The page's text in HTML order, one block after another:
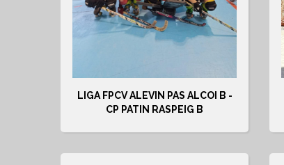
LIGA FPCV ALEVIN PAS ALCOI B -
CP PATIN RASPEIG B